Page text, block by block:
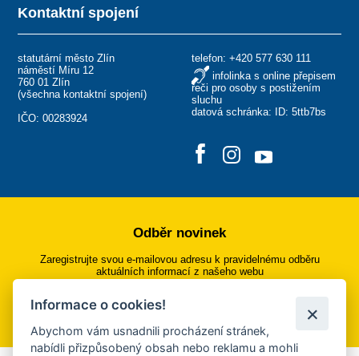
Kontaktní spojení
statutární město Zlín
náměstí Míru 12
760 01 Zlín
(všechna kontaktní spojení)
IČO: 00283924
telefon: +420 577 630 111
infolinka s online přepisem
řeči pro osoby s postižením
sluchu
datová schránka: ID: 5ttb7bs
Odběr novinek
Zaregistrujte svou e-mailovou adresu k pravidelnému odběru
aktuálních informací z našeho webu
Přihlásit se k odběru
Informace o cookies!
Abychom vám usnadnili procházení stránek,
nabídli přizpůsobený obsah nebo reklamu a mohli